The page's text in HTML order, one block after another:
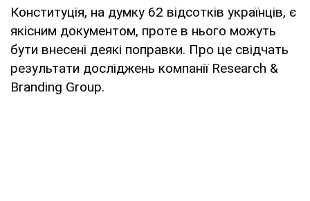
Конституція, на думку 62 відсотків українців, є
якісним документом, проте в нього можуть
бути внесені деякі поправки. Про це свідчать
результати досліджень компанії Research &
Branding Group.